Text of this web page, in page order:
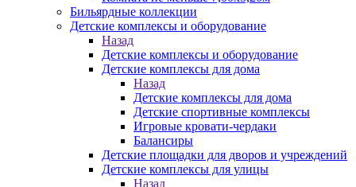
Бильярдные коллекции
Детские комплексы и оборудование
Назад
Детские комплексы и оборудование
Детские комплексы для дома
Назад
Детские комплексы для дома
Детские спортивные комплексы
Игровые кровати-чердаки
Балансиры
Детские площадки для дворов и учреждений
Детские комплексы для улицы
Назад